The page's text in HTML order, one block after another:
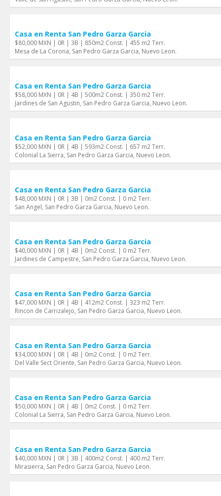
Casa en Renta San Pedro Garza Garci­a
$80,000 MXN | 0R | 3B | 850m2 Const. | 455 m2 Terr.
Mesa de La Corona, San Pedro Garza Garci­a, Nuevo Leon.
Casa en Renta San Pedro Garza Garci­a
$58,000 MXN | 0R | 4B | 500m2 Const. | 350 m2 Terr.
Jardines de San Agustin, San Pedro Garza Garci­a, Nuevo Leon.
Casa en Renta San Pedro Garza Garci­a
$52,000 MXN | 0R | 4B | 593m2 Const. | 657 m2 Terr.
Colonial La Sierra, San Pedro Garza Garci­a, Nuevo Leon.
Casa en Renta San Pedro Garza Garci­a
$48,000 MXN | 0R | 3B | 0m2 Const. | 0 m2 Terr.
San Angel, San Pedro Garza Garci­a, Nuevo Leon.
Casa en Renta San Pedro Garza Garci­a
$40,000 MXN | 0R | 4B | 0m2 Const. | 0 m2 Terr.
Jardines de Campestre, San Pedro Garza Garci­a, Nuevo Leon.
Casa en Renta San Pedro Garza Garci­a
$47,000 MXN | 0R | 4B | 412m2 Const. | 323 m2 Terr.
Rincon de Carrizalejo, San Pedro Garza Garci­a, Nuevo Leon.
Casa en Renta San Pedro Garza Garci­a
$34,000 MXN | 0R | 4B | 0m2 Const. | 0 m2 Terr.
Del Valle Sect Oriente, San Pedro Garza Garci­a, Nuevo Leon.
Casa en Renta San Pedro Garza Garci­a
$50,000 MXN | 0R | 4B | 0m2 Const. | 0 m2 Terr.
Colonial La Sierra, San Pedro Garza Garci­a, Nuevo Leon.
Casa en Renta San Pedro Garza Garci­a
$40,000 MXN | 0R | 3B | 400m2 Const. | 400 m2 Terr.
Mirasierra, San Pedro Garza Garci­a, Nuevo Leon.